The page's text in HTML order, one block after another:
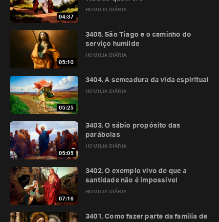
04:37
HOMILIA DIÁRIA
05:10
HOMILIA DIÁRIA
3405. São Tiago e o caminho do
serviço humilde
05:25
HOMILIA DIÁRIA
3404. A semeadura da vida espiritual
05:05
HOMILIA DIÁRIA
3403. O sábio propósito das
parábolas
07:16
HOMILIA DIÁRIA
3402. O exemplo vivo de que a
santidade não é impossível
3401. Como fazer parte da família de